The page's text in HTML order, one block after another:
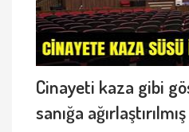
Cinayeti kaza gibi
sanığa